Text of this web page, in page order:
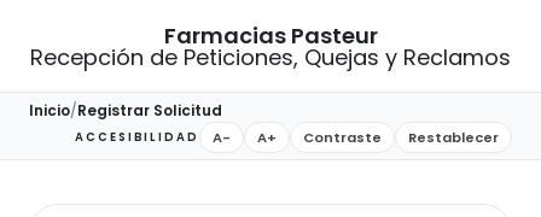
Farmacias Pasteur
Recepción de Peticiones, Quejas y Reclamos
Inicio/Registrar Solicitud
ACCESIBILIDAD A- A+ Contraste Restablecer